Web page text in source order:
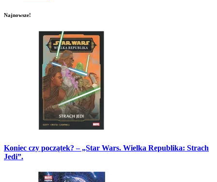
Najnowsze!
Koniec czy początek? – „Star Wars. Wielka Republika: Strach
Jedi”.